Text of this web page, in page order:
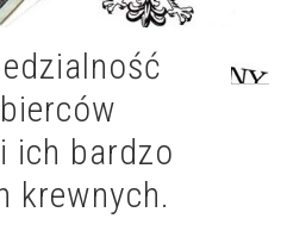
ich bardzo
krewnych.